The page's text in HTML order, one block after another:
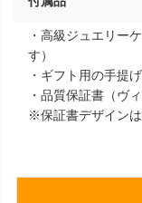
・高級ジュエリー
す）
・ギフト用の手提
・品質保証書（ヴ
※保証書デザインは